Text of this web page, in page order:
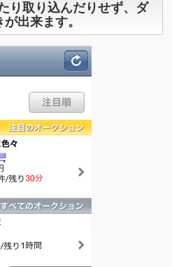
り取り込んだりせず、ダ
出来ます。